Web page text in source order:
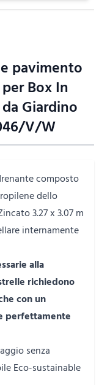
pavimento
Box In
Giardino
V/W
composto
dello
3.27 x 3.07 m
internamente
alla
richiedono
con un
perfettamente
senza
Eco-sustainable